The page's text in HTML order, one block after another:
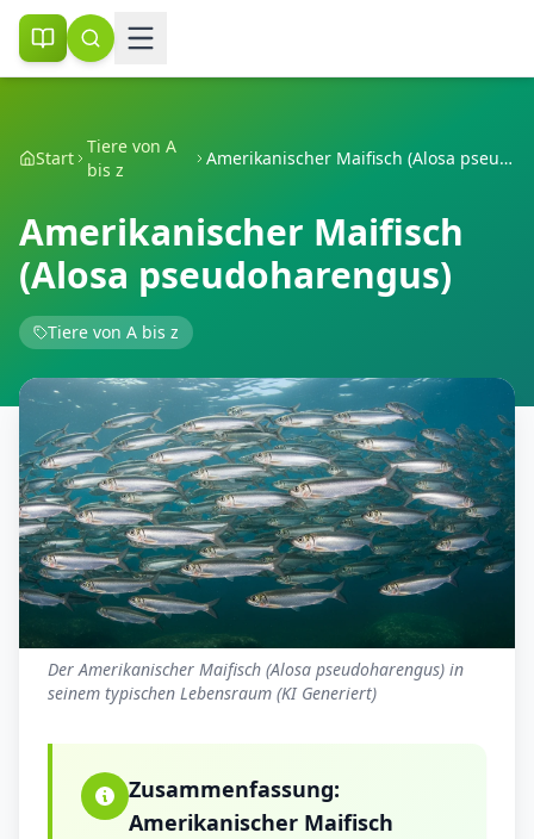
Start
Tiere von A
bis z
Amerikanischer Maifisch (Alosa pseudoharengus)
Amerikanischer Maifisch
(Alosa pseudoharengus)
Tiere von A bis z
Der Amerikanischer Maifisch (Alosa pseudoharengus) in
seinem typischen Lebensraum (KI Generiert)
Zusammenfassung:
Amerikanischer Maifisch